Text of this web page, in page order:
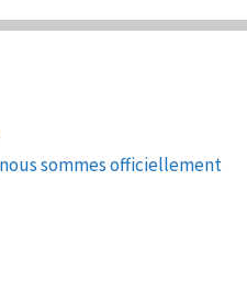
sommes officiellement